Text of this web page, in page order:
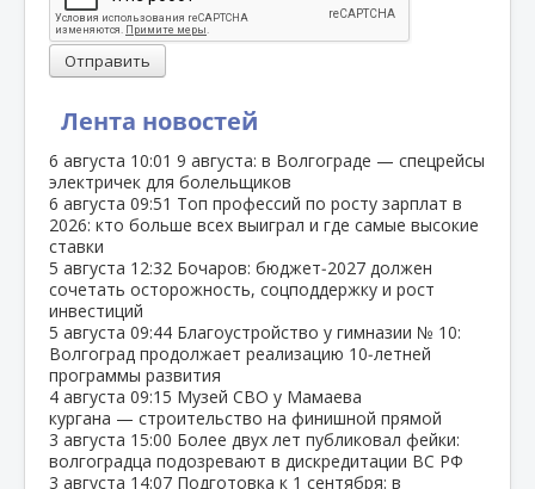
Лента новостей
6 августа 10:01 9 августа: в Волгограде — спецрейсы
электричек для болельщиков
6 августа 09:51 Топ профессий по росту зарплат в
2026: кто больше всех выиграл и где самые высокие
ставки
5 августа 12:32 Бочаров: бюджет‑2027 должен
сочетать осторожность, соцподдержку и рост
инвестиций
5 августа 09:44 Благоустройство у гимназии № 10:
Волгоград продолжает реализацию 10‑летней
программы развития
4 августа 09:15 Музей СВО у Мамаева
кургана — строительство на финишной прямой
3 августа 15:00 Более двух лет публиковал фейки:
волгоградца подозревают в дискредитации ВС РФ
3 августа 14:07 Подготовка к 1 сентября: в
Отправить